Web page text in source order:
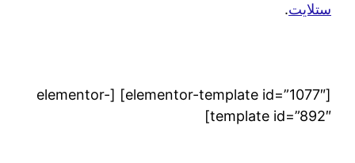
ستلايت.
[elementor-template id=”1077″] [elementor-
template id=”892″]